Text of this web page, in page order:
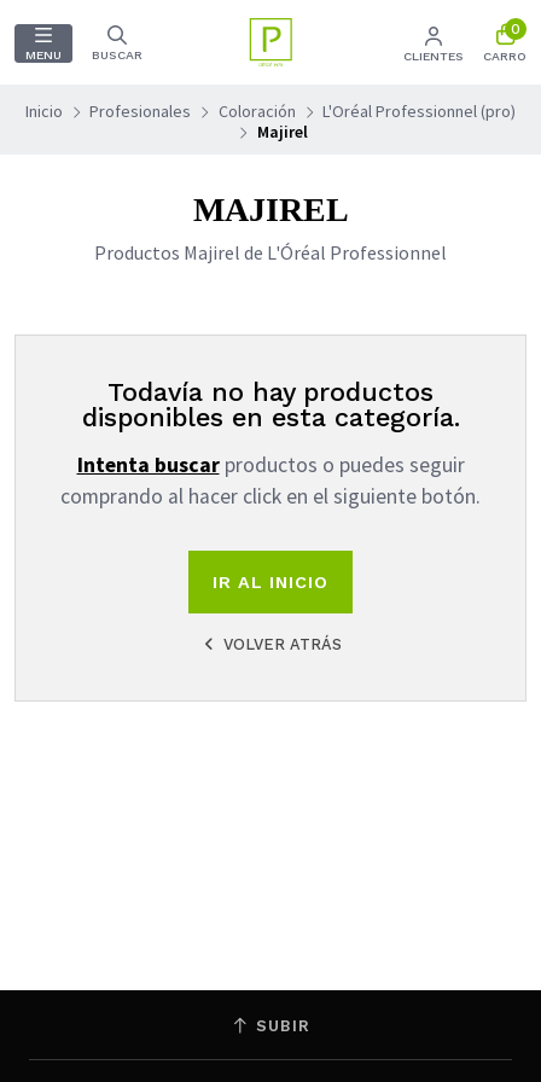
MENU BUSCAR CLIENTES
0
CARRO
Inicio Profesionales Coloración
L'Oréal Professionnel (pro)
Majirel
MAJIREL
Productos Majirel de L'Óréal Professionnel
Todavía no hay productos
disponibles en esta categoría.
Intenta buscarproductos o puedes seguir
comprando al hacer click en el siguiente botón.
IR AL INICIO
VOLVER ATRÁS
SUBIR